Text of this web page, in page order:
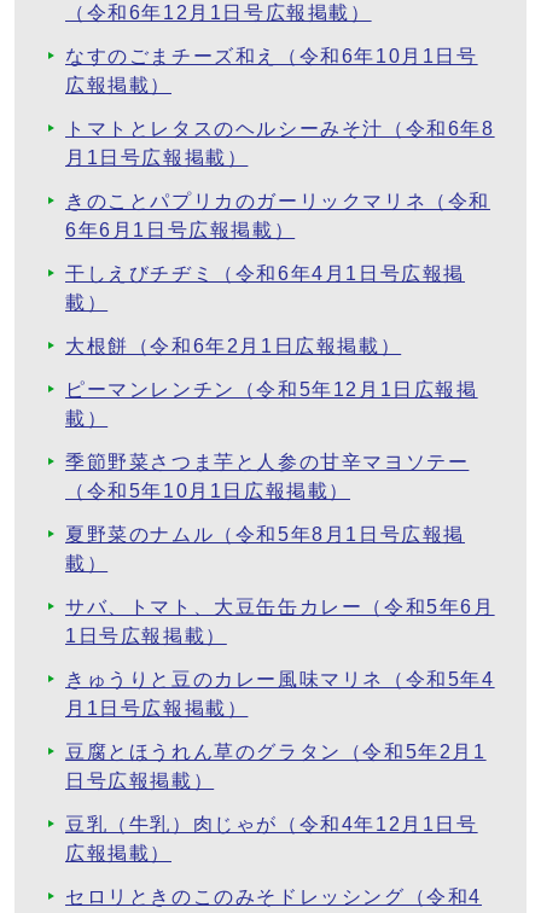
（令和6年12月1日号広報掲載）
なすのごまチーズ和え（令和6年10月1日号
広報掲載）
トマトとレタスのヘルシーみそ汁（令和6年8
月1日号広報掲載）
きのことパプリカのガーリックマリネ（令和
6年6月1日号広報掲載）
干しえびチヂミ（令和6年4月1日号広報掲
載）
大根餅（令和6年2月1日広報掲載）
ピーマンレンチン（令和5年12月1日広報掲
載）
季節野菜さつま芋と人参の甘辛マヨソテー
（令和5年10月1日広報掲載）
夏野菜のナムル（令和5年8月1日号広報掲
載）
サバ、トマト、大豆缶缶カレー（令和5年6月
1日号広報掲載）
きゅうりと豆のカレー風味マリネ（令和5年4
月1日号広報掲載）
豆腐とほうれん草のグラタン（令和5年2月1
日号広報掲載）
豆乳（牛乳）肉じゃが（令和4年12月1日号
広報掲載）
セロリときのこのみそドレッシング（令和4